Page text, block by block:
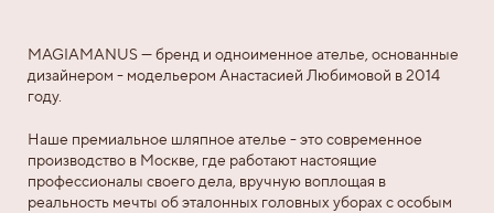
MAGIAMANUS — бренд и одноименное ателье, основанные
дизайнером - модельером Анастасией Любимовой в 2014
году.
Наше премиальное шляпное ателье - это современное
производство в Москве, где работают настоящие
профессионалы своего дела, вручную воплощая в
реальность мечты об эталонных головных уборах с особым